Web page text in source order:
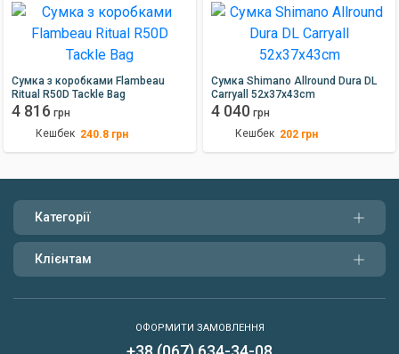
Сумка з коробками Flambeau
Ritual R50D Tackle Bag
4 816 грн
Кешбек 240.8 грн
Сумка Shimano Allround Dura DL
Carryall 52x37x43cm
4 040 грн
Кешбек 202 грн
Категорії
Клієнтам
ОФОРМИТИ ЗАМОВЛЕННЯ